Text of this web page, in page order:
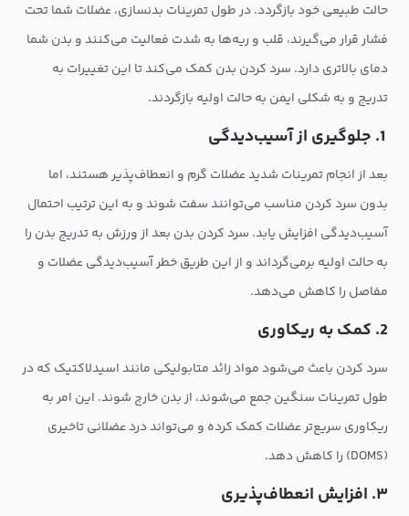
حالت طبیعی خود بازگردد. در طول تمرینات بدنسازی، عضلات شما تحت
فشار قرار می‌گیرند، قلب و ریه‌ها به شدت فعالیت می‌کنند و بدن شما
دمای بالاتری دارد. سرد کردن بدن کمک می‌کند تا این تغییرات به
تدریج و به شکلی ایمن به حالت اولیه بازگردند.
بعد از انجام تمرینات شدید عضلات گرم و انعطاف‌پذیر هستند، اما
بدون سرد کردن مناسب می‌توانند سفت شوند و به این ترتیب احتمال
آسیب‌دیدگی افزایش یابد. سرد کردن بدن بعد از ورزش به تدریج بدن را
به حالت اولیه برمی‌گرداند و از این طریق خطر آسیب‌دیدگی عضلات و
مفاصل را کاهش می‌دهد.
2. کمک به ریکاوری
سرد کردن باعث می‌شود مواد زائد متابولیکی مانند اسیدلاکتیک که در
طول تمرینات سنگین جمع می‌شوند، از بدن خارج شوند. این امر به
ریکاوری سریع‌تر عضلات کمک کرده و می‌تواند درد عضلانی تاخیری
(DOMS) را کاهش دهد.
۳. افزایش انعطاف‌پذیری